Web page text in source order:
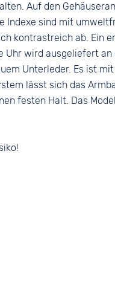
Auf den
Indexe sind mit
kontrastreich ab. Ein
Uhr wird ausgeliefert an
Unterleder. Es ist
lässt sich das
festen Halt. Das